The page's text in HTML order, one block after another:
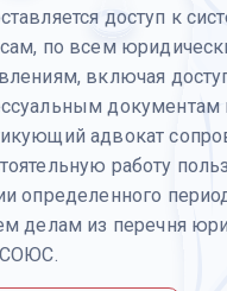
доступ к
по всем
включая
документам
адвокат
работу
определенного
делам из перечня
СОЮС.